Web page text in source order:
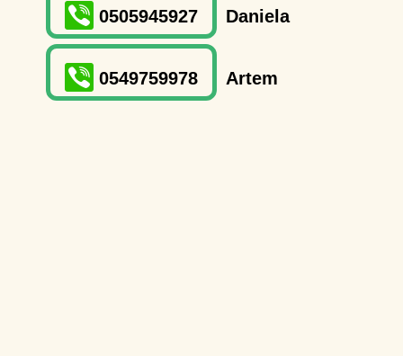
0505945927 Daniela
0549759978 Artem